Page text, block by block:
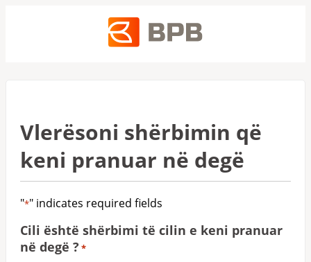
Vlerësoni shërbimin që
keni pranuar në degë
"*" indicates required fields
Cili është shërbimi të cilin e keni pranuar
në degë ? *